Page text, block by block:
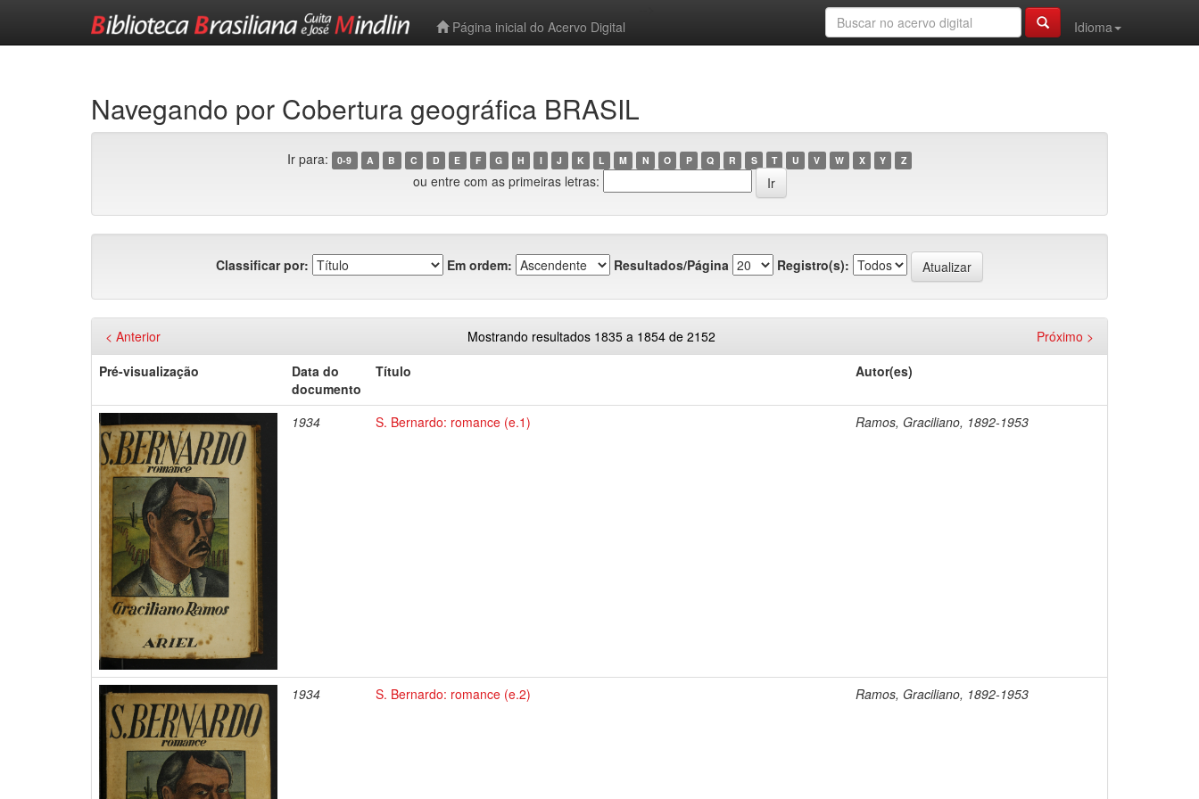
Página inicial do Acervo Digital
Idioma
Navegando por Cobertura geográfica BRASIL
Ir para: 0-9 A B C D E F G H I J K L M N O P Q R S T U V W X Y Z
ou entre com as primeiras letras:
Classificar por: Em ordem: Resultados/Página Registro(s):
Mostrando resultados 1835 a 1854 de 2152
< Anterior
Próximo >
Pré-visualização
Data do
documento
Título Autor(es)
1934 S. Bernardo: romance (e.1) Ramos, Graciliano, 1892-1953
1934 S. Bernardo: romance (e.2) Ramos, Graciliano, 1892-1953